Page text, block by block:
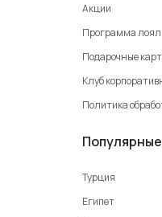
Акции
Программа
Подарочные
Клуб
Политика
Турция
Египет